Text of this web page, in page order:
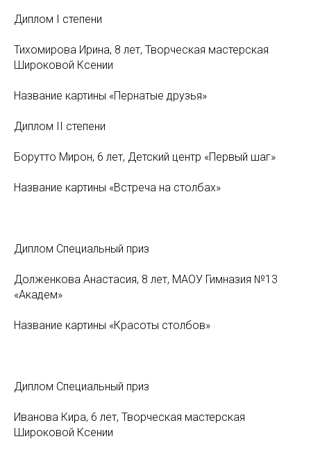
Диплом I степени
Тихомирова Ирина, 8 лет, Творческая мастерская
Широковой Ксении
Название картины «Пернатые друзья»
Диплом II степени
Борутто Мирон, 6 лет, Детский центр «Первый шаг»
Название картины «Встреча на столбах»
Диплом Специальный приз
Долженкова Анастасия, 8 лет, МАОУ Гимназия №13
«Академ»
Название картины «Красоты столбов»
Диплом Специальный приз
Иванова Кира, 6 лет, Творческая мастерская
Широковой Ксении